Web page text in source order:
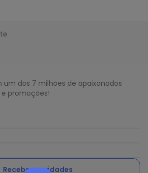
dos 7 milhões de apaixonados
e promoções!
Receber novidades